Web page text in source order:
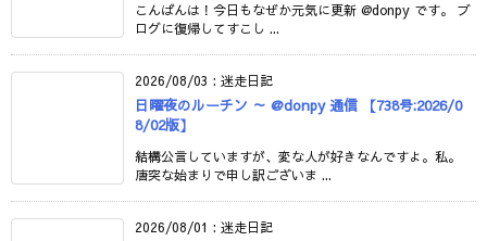
こんばんは！今日もなぜか元気に更新 @donpy です。 ブ
ログに復帰してすこし ...
2026/08/03 : 迷走日記
日曜夜のルーチン ～ @donpy 通信 【738号:2026/0
8/02版】
結構公言していますが、変な人が好きなんですよ。私。
唐突な始まりで申し訳ございま ...
2026/08/01 : 迷走日記